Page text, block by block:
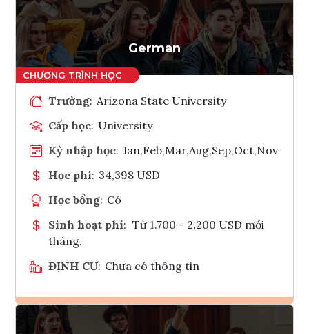
Tham vấn Interlink
German
Trường: Arizona State University
Cấp học: University
Kỳ nhập học: Jan,Feb,Mar,Aug,Sep,Oct,Nov
Học phí: 34,398 USD
Học bổng: Có
Sinh hoạt phí: Từ 1.700 - 2.200 USD mỗi
tháng.
ĐỊNH CƯ: Chưa có thông tin
Ghi danh